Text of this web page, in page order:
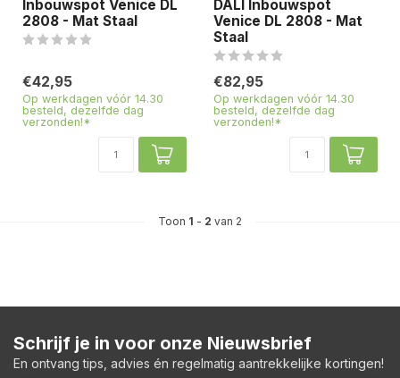
Inbouwspot Venice DL
2808 - Mat Staal
€42,95
Op werkdagen vóór 14.30
besteld, dezelfde dag
verzonden!*
DALI Inbouwspot
Venice DL 2808 - Mat
Staal
€82,95
Op werkdagen vóór 14.30
besteld, dezelfde dag
verzonden!*
Toon 1 - 2 van 2
Schrijf je in voor onze Nieuwsbrief
En ontvang tips, advies én regelmatig aantrekkelijke kortingen!